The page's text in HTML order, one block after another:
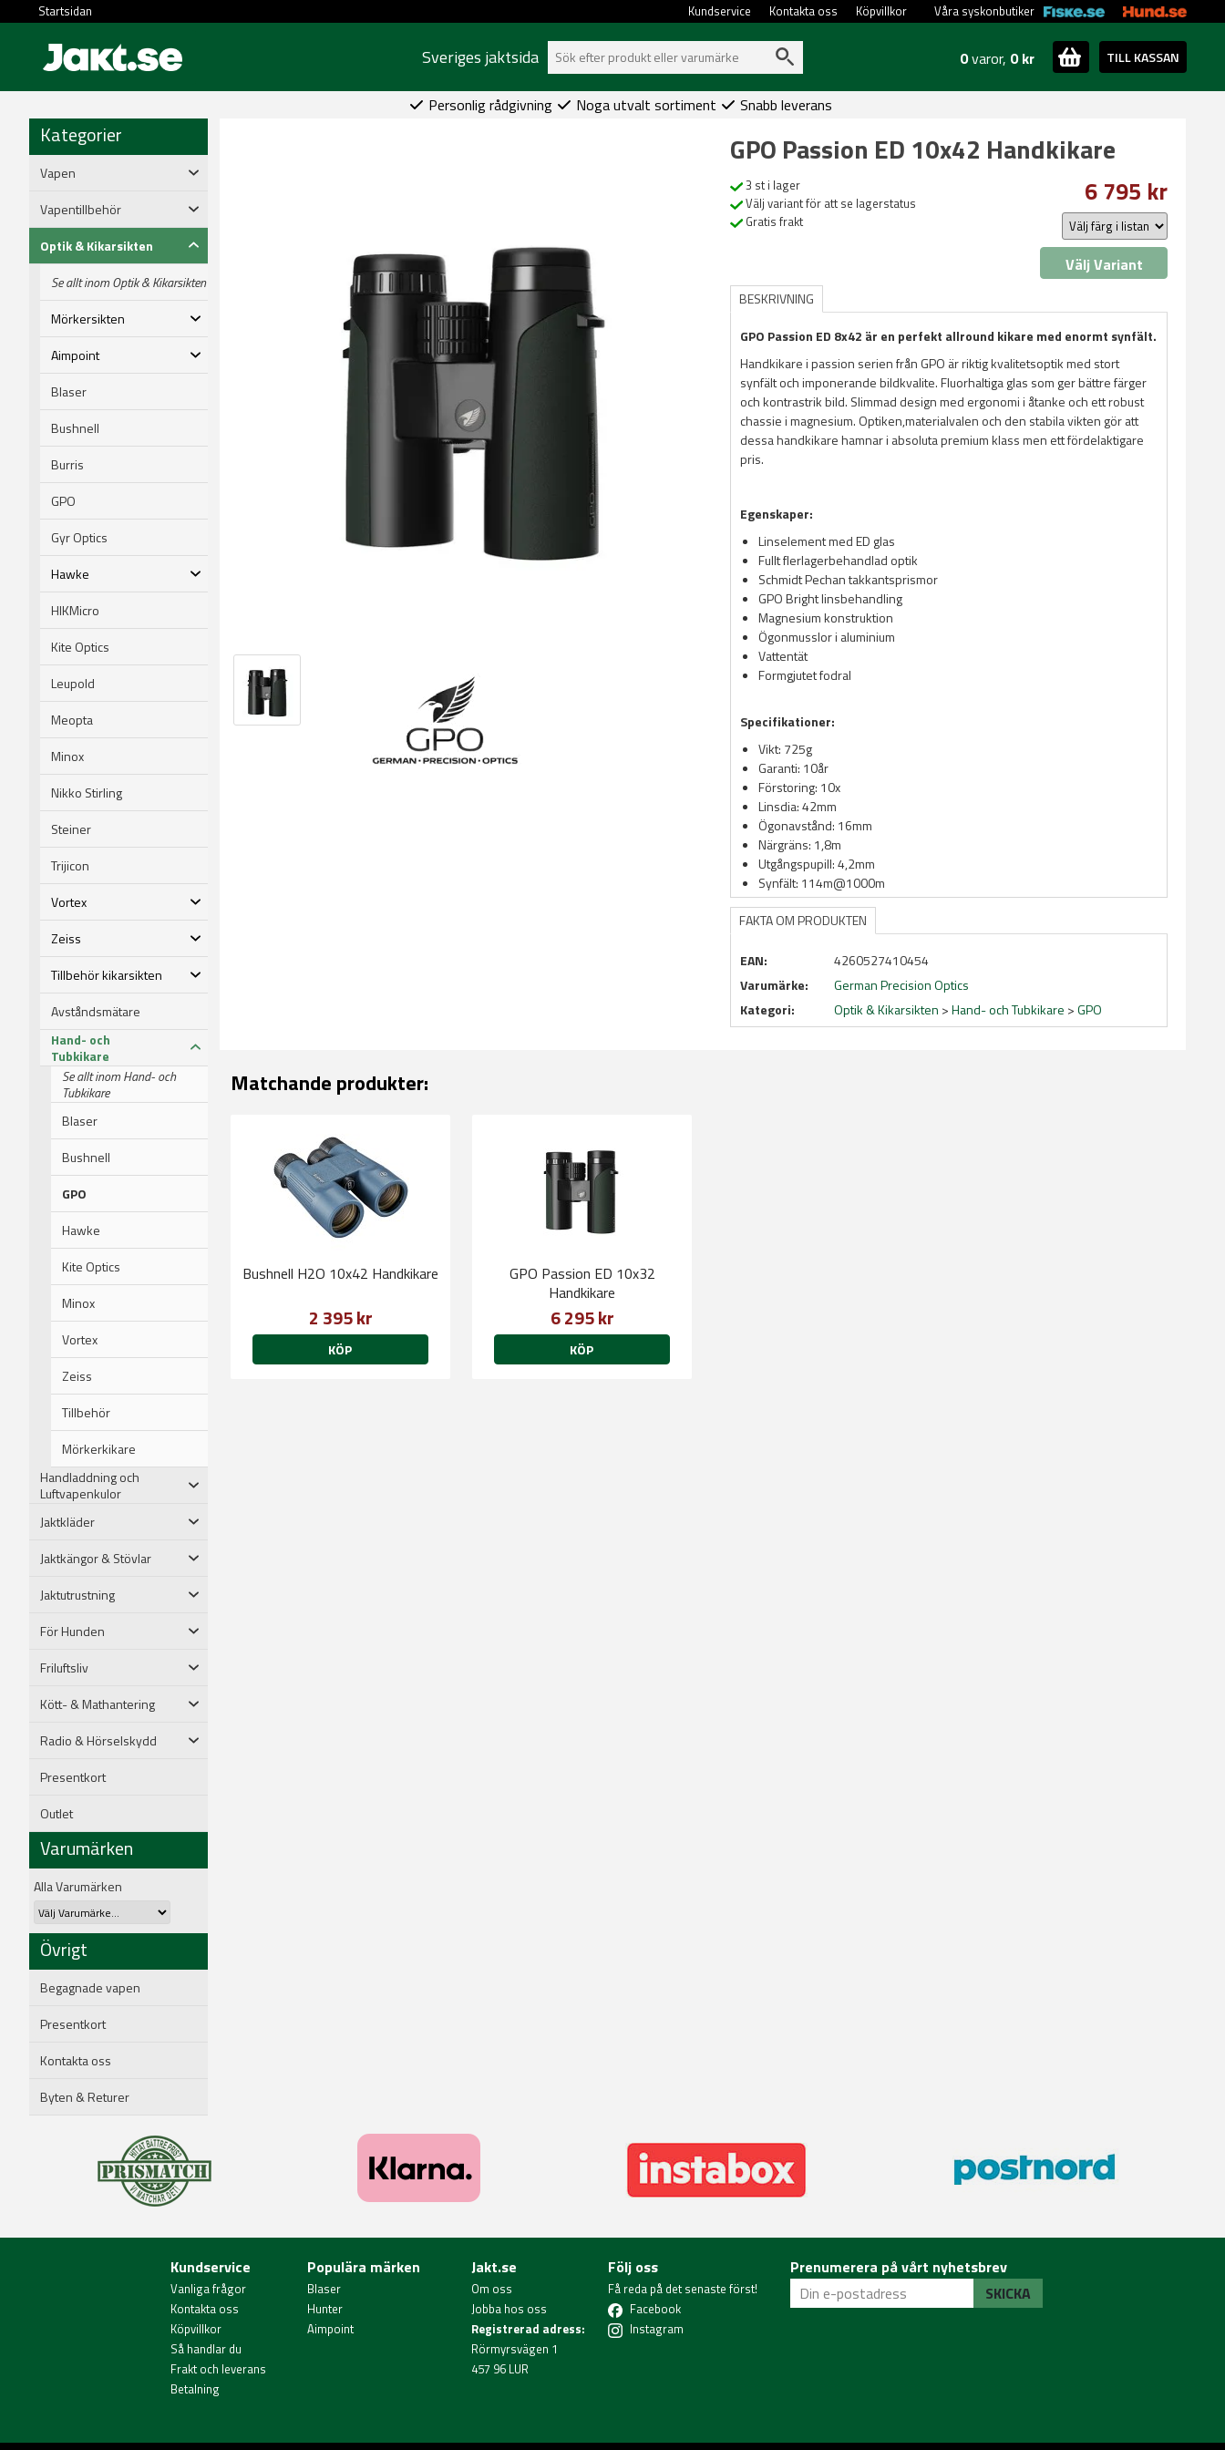
Startsidan Våra syskonbutiker
Köpvillkor
Kontakta oss
Kundservice
Sveriges jaktsida 0varor, 0 kr TILL KASSAN
Personlig rådgivning Noga utvalt sortiment Snabb leverans
Kategorier
Vapen
Vapentillbehör
Optik & Kikarsikten
Se allt inom Optik & Kikarsikten
Mörkersikten
Aimpoint
Blaser
Bushnell
Burris
GPO
Gyr Optics
Hawke
HIKMicro
Kite Optics
Leupold
Meopta
Minox
Nikko Stirling
Steiner
Trijicon
Vortex
Zeiss
Tillbehör kikarsikten
Avståndsmätare
Hand- och
Tubkikare
Se allt inom Hand- och
Tubkikare
Blaser
Bushnell
GPO
Hawke
Kite Optics
Minox
Vortex
Zeiss
Tillbehör
Mörkerkikare
Handladdning och
Luftvapenkulor
Jaktkläder
Jaktkängor & Stövlar
Jaktutrustning
För Hunden
Friluftsliv
Kött- & Mathantering
Radio & Hörselskydd
Presentkort
Outlet
Varumärken
Alla Varumärken
Övrigt
Begagnade vapen
Presentkort
Kontakta oss
Byten & Returer
GPO Passion ED 10x42 Handkikare
3 st i lager
Välj variant för att se lagerstatus
Gratis frakt
6 795 kr
Välj Variant
BESKRIVNING
GPO Passion ED 8x42 är en perfekt allround kikare med enormt synfält.
Handkikare i passion serien från GPO är riktig kvalitetsoptik med stort
synfält och imponerande bildkvalite. Fluorhaltiga glas som ger bättre färger
och kontrastrik bild. Slimmad design med ergonomi i åtanke och ett robust
chassie i magnesium. Optiken,materialvalen och den stabila vikten gör att
dessa handkikare hamnar i absoluta premium klass men ett fördelaktigare
pris.
Egenskaper:
Linselement med ED glas
Fullt flerlagerbehandlad optik
Schmidt Pechan takkantsprismor
GPO Bright linsbehandling
Magnesium konstruktion
Ögonmusslor i aluminium
Vattentät
Formgjutet fodral
Specifikationer:
Vikt: 725g
Garanti: 10år
Förstoring: 10x
Linsdia: 42mm
Ögonavstånd: 16mm
Närgräns: 1,8m
Utgångspupill: 4,2mm
Synfält: 114m@1000m
FAKTA OM PRODUKTEN
EAN:
4260527410454
Varumärke:
German Precision Optics
Kategori:
Optik & Kikarsikten >Hand- och Tubkikare >GPO
Matchande produkter:
Bushnell H2O 10x42 Handkikare
2 395 kr
KÖP
GPO Passion ED 10x32
Handkikare
6 295 kr
KÖP
Kundservice
Vanliga frågor
Kontakta oss
Köpvillkor
Så handlar du
Frakt och leverans
Betalning
Populära märken
Blaser
Hunter
Aimpoint
Jakt.se
Om oss
Jobba hos oss
Registrerad adress:
Rörmyrsvägen 1
457 96 LUR
Följ oss
Få reda på det senaste först!
Facebook
Instagram
Prenumerera på vårt nyhetsbrev
SKICKA